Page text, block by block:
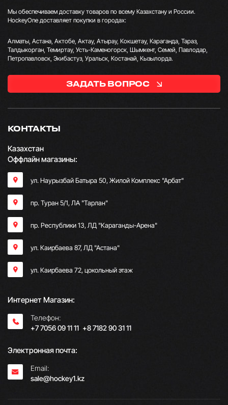
КОНТАКТЫ
Казахстан
Оффлайн магазины:
ул. Наурызбай Батыра 50, Жилой Комплекс "Арбат"
пр. Туран 5/1, ЛА "Тарлан"
пр. Республики 13, ​ЛД "Караганды-Арена"
ул. Каирбаева 87, ЛД "Астана"
ул. Каирбаева 72, цокольный этаж
Интернет Магазин:
Телефон:
+7 7056 09 11 11; +8 7182 90 31 11
Электронная почта:
Email:
sale@hockey1.kz
Мы обеспечиваем доставку товаров по всему Казахстану и России.
HockeyOne доставляет покупки в городах:
Алматы, Астана, Актобе, Актау, Атырау, Кокшетау, Караганда, Тараз,
Талдыкорган, Темиртау, Усть-Каменогорск, Шымкент, Семей, Павлодар,
Петропавловск, Экибастуз, Уральск, Костанай, Кызылорда.
ЗАДАТЬ ВОПРОС